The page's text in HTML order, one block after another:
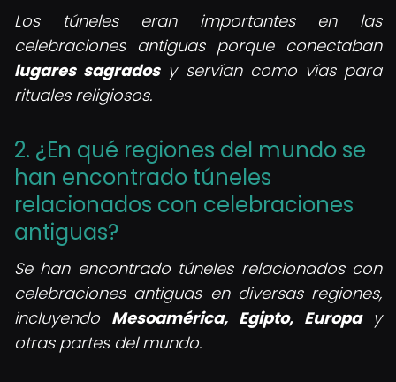
Los túneles eran importantes en las
celebraciones antiguas porque conectaban
lugares sagradosy servían como vías para
rituales religiosos.
2. ¿En qué regiones del mundo se
han encontrado túneles
relacionados con celebraciones
antiguas?
Se han encontrado túneles relacionados con
celebraciones antiguas en diversas regiones,
incluyendo Mesoamérica, Egipto, Europay
otras partes del mundo.